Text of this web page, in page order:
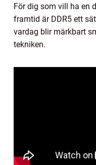
För dig som vill ha en
framtid är DDR5 ett
vardag blir märkbart
tekniken.